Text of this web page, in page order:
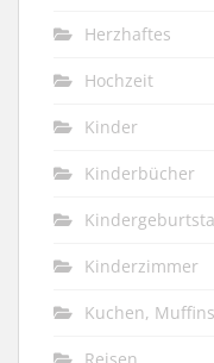
Herzhaftes
Hochzeit
Kinder
Kinderbücher
Kinderzimmer
Kuchen,